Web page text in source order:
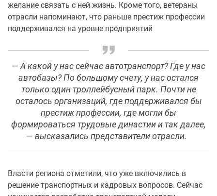
желание связать с ней жизнь. Кроме того, ветераны
отрасли напоминают, что раньше престиж профессии
поддерживался на уровне предприятий
— А какой у нас сейчас автотранспорт? Где у нас
автобазы? По большому счету, у нас остался
только один троллейбусный парк. Почти не
осталось организаций, где поддерживался бы
престиж профессии, где могли бы
формироваться трудовые династии и так далее,
— высказались представители отрасли.
Власти региона отметили, что уже включились в
решение транспортных и кадровых вопросов. Сейчас